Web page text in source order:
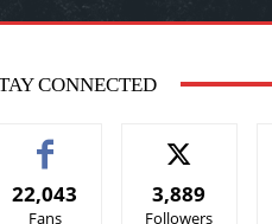
CONNECTED
22,043
Fans
3,889
Followers